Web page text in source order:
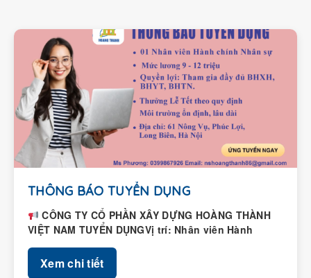
THÔNG BÁO TUYỂN DỤNG
CÔNG TY CỔ PHẦN XÂY DỰNG HOÀNG THÀNH
VIỆT NAM TUYỂN DỤNGVị trí: Nhân viên Hành
chính – Nhân...
Xem chi tiết